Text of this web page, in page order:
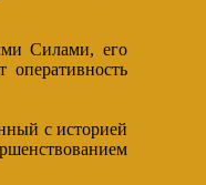
Силами, его
с историей